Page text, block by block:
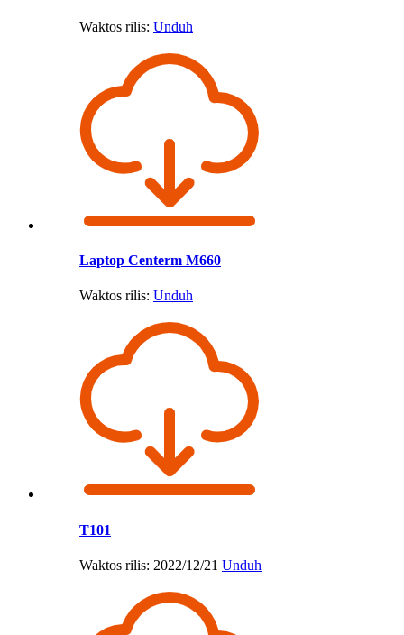
Waktos rilis: Unduh
Laptop Centerm M660
Waktos rilis: Unduh
T101
Waktos rilis: 2022/12/21 Unduh